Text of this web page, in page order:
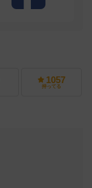
1057
持ってる